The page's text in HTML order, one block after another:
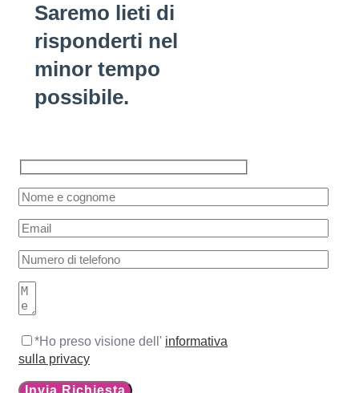
Saremo lieti di
risponderti nel
minor tempo
possibile.
*Ho preso visione dell' informativa
sulla privacy